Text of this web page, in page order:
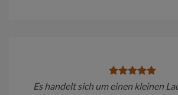
Es handelt sich um einen kleinen